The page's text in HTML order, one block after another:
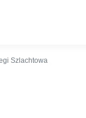
Szlachtowa